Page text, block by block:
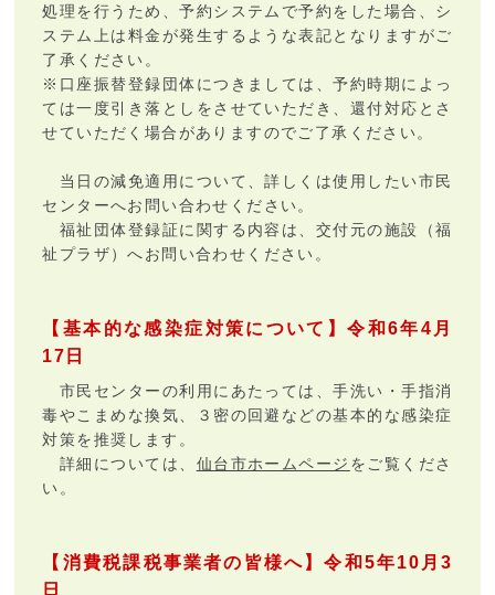
処理を行うため、予約システムで予約をした場合、シ
ステム上は料金が発生するような表記となりますがご
了承ください。
※口座振替登録団体につきましては、予約時期によっ
ては一度引き落としをさせていただき、還付対応とさ
せていただく場合がありますのでご了承ください。
当日の減免適用について、詳しくは使用したい市民
センターへお問い合わせください。
福祉団体登録証に関する内容は、交付元の施設（福
祉プラザ）へお問い合わせください。
【基本的な感染症対策について】令和6年4月
17日
市民センターの利用にあたっては、手洗い・手指消
毒やこまめな換気、３密の回避などの基本的な感染症
対策を推奨します。
詳細については、 仙台市ホームページ をご覧くださ
い。
【消費税課税事業者の皆様へ】令和5年10月3
日